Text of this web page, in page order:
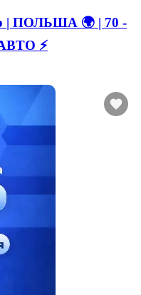
| ПОЛЬША 🌍 | 70 -
⚡